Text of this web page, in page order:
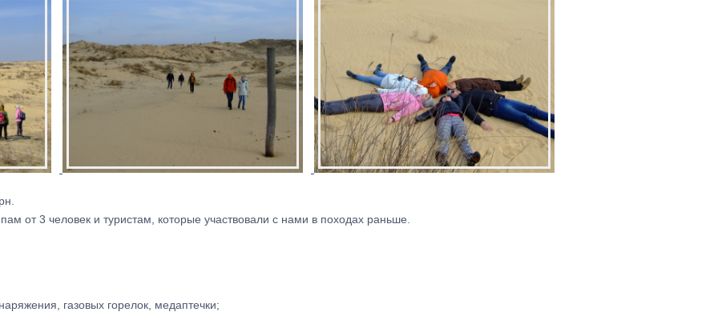
от 3 человек и туристам, которые участвовали с нами в походах раньше.
газовых горелок, медаптечки;